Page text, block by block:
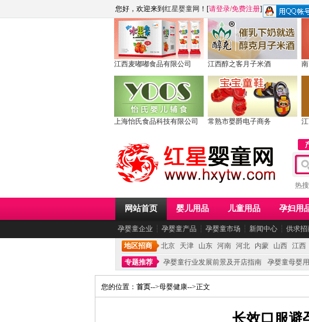
您好，欢迎来到 红星婴童网 ！[请登录/免费注册]
江西麦嘟嘟食品有限公司 江西醇之客月子米酒
上海怡氏食品科技有限公司 常熟市婴爵电子商务
热搜
网站首页 婴儿用品 儿童用品 孕妇用
孕婴童企业 ┆ 孕婴童产品 ┆ 孕婴童市场 ┆ 新闻中心 ┆ 供求招
地区招商 北京 天津 山东 河南 河北 内蒙 山西 江西
专题推荐
孕婴童行业发展前景及开店指南 孕婴童母婴
您的位置： 首页-->母婴健康-->正文
长效口服避